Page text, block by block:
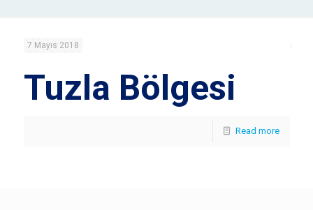
7 Mayıs 2018
Tuzla Bölgesi
Read more